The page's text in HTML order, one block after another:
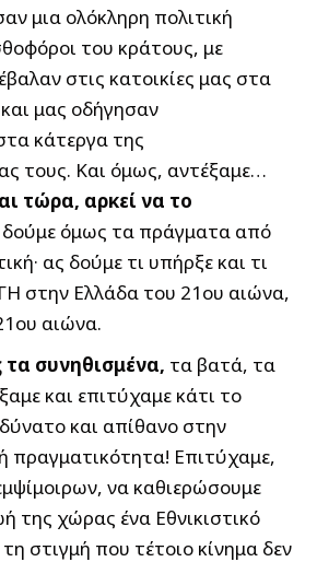
μια ολόκληρη πολιτική
του κράτους, με
στις κατοικίες μας στα
μας οδήγησαν
κάτεργα της
τους. Και όμως, αντέξαμε…
τώρα, αρκεί να το
όμως τα πράγματα από
ας δούμε τι υπήρξε και τι
στην Ελλάδα του 21ου αιώνα,
αιώνα.
συνηθισμένα, τα βατά, τα
και επιτύχαμε κάτι το
και απίθανο στην
πραγματικότητα! Επιτύχαμε,
να καθιερώσουμε
της χώρας ένα Εθνικιστικό
στιγμή που τέτοιο κίνημα δεν